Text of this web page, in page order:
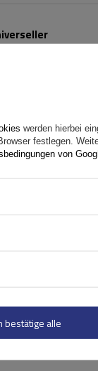
für Reling
werden hierbei
festlegen.
von
bestätige alle